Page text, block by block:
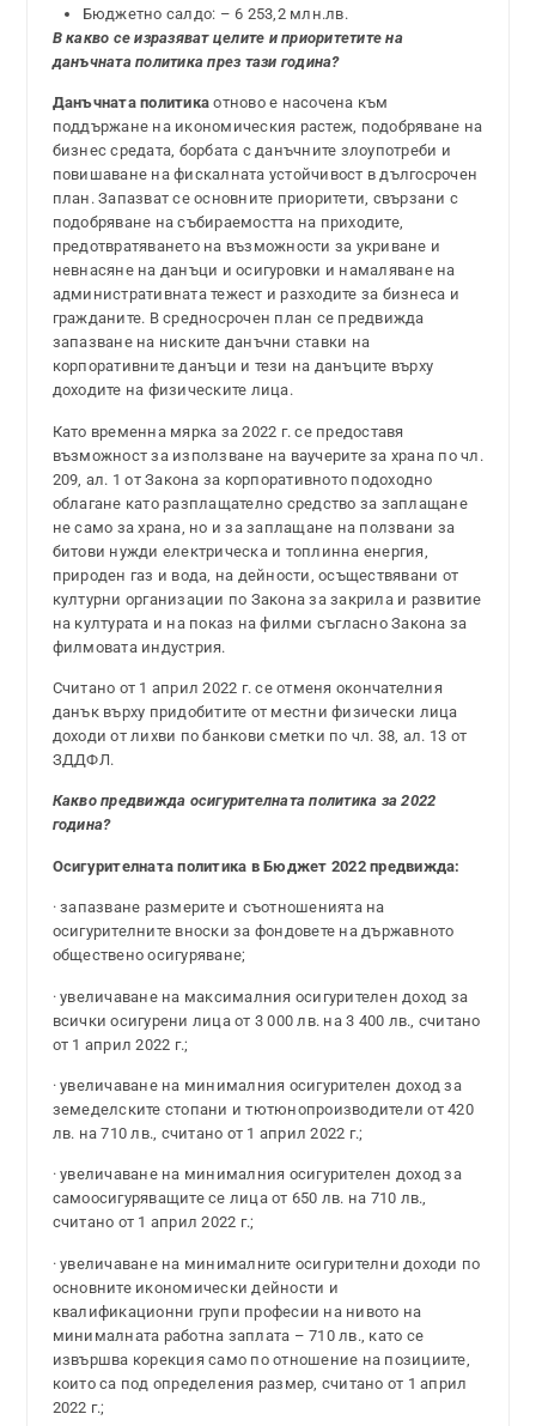
Бюджетно салдо: – 6 253,2 млн.лв.
В какво се изразяват целите и приоритетите на
данъчната политика през тази година?
Данъчната политика отново е насочена към
поддържане на икономическия растеж, подобряване на
бизнес средата, борбата с данъчните злоупотреби и
повишаване на фискалната устойчивост в дългосрочен
план. Запазват се основните приоритети, свързани с
подобряване на събираемостта на приходите,
предотвратяването на възможности за укриване и
невнасяне на данъци и осигуровки и намаляване на
административната тежест и разходите за бизнеса и
гражданите. В средносрочен план се предвижда
запазване на ниските данъчни ставки на
корпоративните данъци и тези на данъците върху
доходите на физическите лица.
Като временна мярка за 2022 г. се предоставя
възможност за използване на ваучерите за храна по чл.
209, ал. 1 от Закона за корпоративното подоходно
облагане като разплащателно средство за заплащане
не само за храна, но и за заплащане на ползвани за
битови нужди електрическа и топлинна енергия,
природен газ и вода, на дейности, осъществявани от
културни организации по Закона за закрила и развитие
на културата и на показ на филми съгласно Закона за
филмовата индустрия.
Считано от 1 април 2022 г. се отменя окончателния
данък върху придобитите от местни физически лица
доходи от лихви по банкови сметки по чл. 38, ал. 13 от
ЗДДФЛ.
Какво предвижда осигурителната политика за 2022
година?
Осигурителната политика в Бюджет 2022 предвижда:
· запазване размерите и съотношенията на
осигурителните вноски за фондовете на държавното
обществено осигуряване;
· увеличаване на максималния осигурителен доход за
всички осигурени лица от 3 000 лв. на 3 400 лв., считано
от 1 април 2022 г.;
· увеличаване на минималния осигурителен доход за
земеделските стопани и тютюнопроизводители от 420
лв. на 710 лв., считано от 1 април 2022 г.;
· увеличаване на минималния осигурителен доход за
самоосигуряващите се лица от 650 лв. на 710 лв.,
считано от 1 април 2022 г.;
· увеличаване на минималните осигурителни доходи по
основните икономически дейности и
квалификационни групи професии на нивото на
минималната работна заплата – 710 лв., като се
извършва корекция само по отношение на позициите,
които са под определения размер, считано от 1 април
2022 г.;